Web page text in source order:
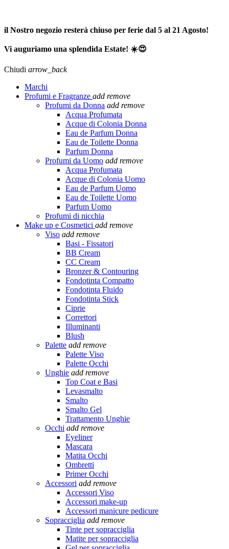
il Nostro negozio resterà chiuso per ferie dal 5 al 21 Agosto!
Vi auguriamo una splendida Estate! ☀️😍
Chiudi arrow_back
Marchi
Profumi e Fragranze add remove
Profumi da Donna add remove
Acqua Profumata
Acque di Colonia Donna
Eau de Parfum Donna
Eau de Toilette Donna
Parfum Donna
Profumi da Uomo add remove
Acqua Profumata
Acque di Colonia Uomo
Eau de Parfum Uomo
Eau de Toilette Uomo
Parfum Uomo
Profumi di nicchia
Make up e Cosmetici add remove
Viso add remove
Basi - Fissatori
BB Cream
CC Cream
Bronzer & Contouring
Fondotinta Compatto
Fondotinta Fluido
Fondotinta Stick
Ciprie
Correttori
Illuminanti
Blush
Palette add remove
Palette Viso
Palette Occhi
Unghie add remove
Top Coat e Basi
Levasmalto
Smalto
Smalto Gel
Trattamento Unghie
Occhi add remove
Eyeliner
Mascara
Matita Occhi
Ombretti
Primer Occhi
Accessori add remove
Accessori Viso
Accessori make-up
Accessori manicure pedicure
Sopracciglia add remove
Tinte per sopracciglia
Matite per sopracciglia